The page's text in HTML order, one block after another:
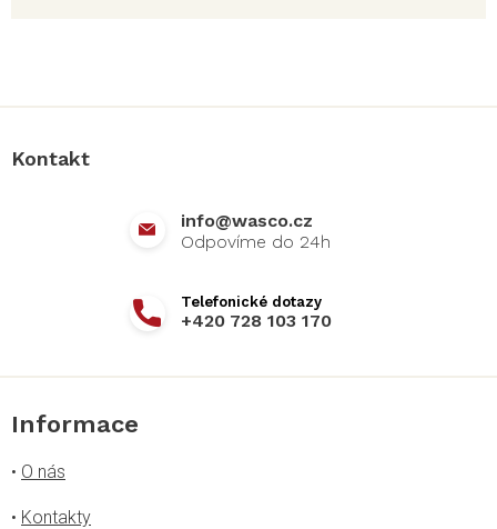
Kontakt
info@wasco.cz
+420 728 103 170
Informace
• O nás
• Kontakty